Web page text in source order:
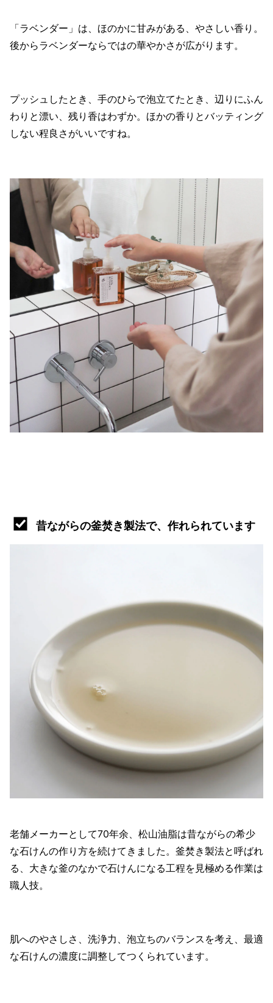
「ラベンダー」は、ほのかに甘みがある、やさしい香り。
後からラベンダーならではの華やかさが広がります。
プッシュしたとき、手のひらで泡立てたとき、辺りにふん
わりと漂い、残り香はわずか。ほかの香りとバッティング
しない程良さがいいですね。
昔ながらの釜焚き製法で、作れられています
老舗メーカーとして70年余、松山油脂は昔ながらの希少
な石けんの作り方を続けてきました。釜焚き製法と呼ばれ
る、大きな釜のなかで石けんになる工程を見極める作業は
職人技。
肌へのやさしさ、洗浄力、泡立ちのバランスを考え、最適
な石けんの濃度に調整してつくられています。